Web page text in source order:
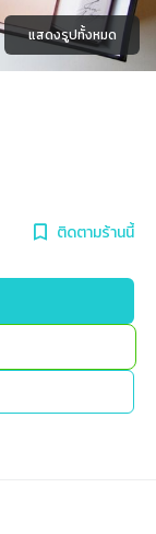
แสดงรูปทั้งหมด
ติดตามร้านนี้